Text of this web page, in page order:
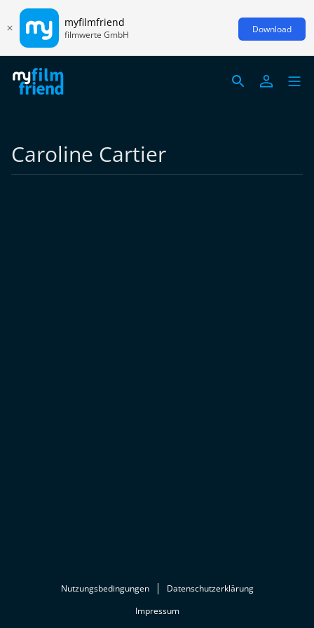
myfilmfriend
filmwerte GmbH Download
Caroline Cartier
Nutzungsbedingungen
Datenschutzerklärung
Impressum